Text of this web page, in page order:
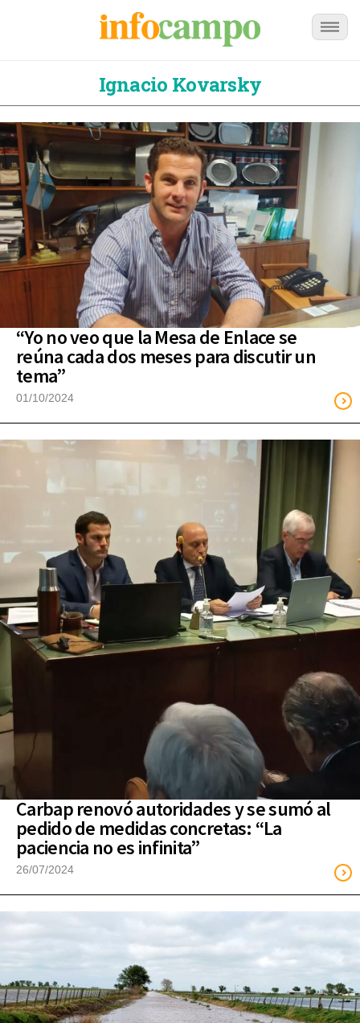
Ignacio Kovarsky
“Yo no veo que la Mesa de Enlace se
reúna cada dos meses para discutir un
tema”
01/10/2024
Carbap renovó autoridades y se sumó al
pedido de medidas concretas: “La
paciencia no es infinita”
26/07/2024